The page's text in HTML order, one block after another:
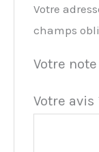
Votre
champs
Votre note
Votre avis